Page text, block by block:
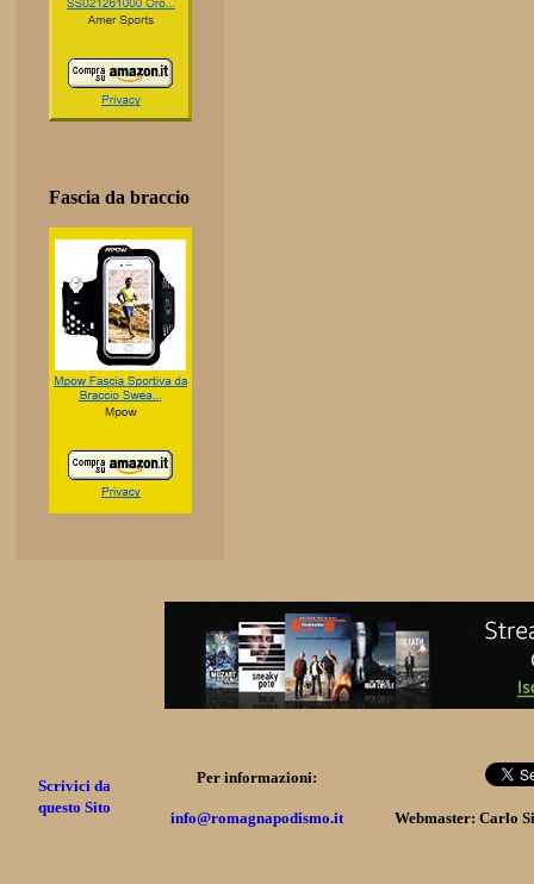
Fascia da braccio
Scrivici da
questo Sito
Per informazioni:
info@romagnapodismo.it Webmaster: Carlo